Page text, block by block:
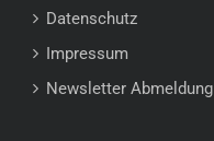
Datenschutz
Impressum
Newsletter Abmeldung